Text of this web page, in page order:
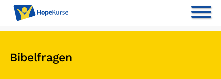
Bibelfragen